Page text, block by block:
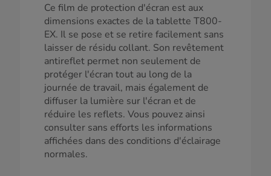
Ce film de protection d'écran est aux
dimensions exactes de la tablette T800-
EX. Il se pose et se retire facilement sans
laisser de résidu collant. Son revêtement
antireflet permet non seulement de
protéger l'écran tout au long de la
journée de travail, mais également de
diffuser la lumière sur l'écran et de
réduire les reflets. Vous pouvez ainsi
consulter sans efforts les informations
affichées dans des conditions d'éclairage
normales.